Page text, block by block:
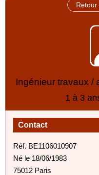
Retour
Ingénieur travaux /
1 à 3
Contact
Réf. BE1106010907
Né le 18/06/1983
75012 Paris